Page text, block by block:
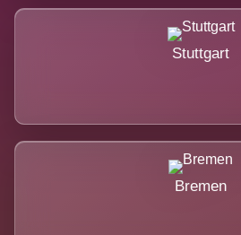
Stuttgart
Bremen